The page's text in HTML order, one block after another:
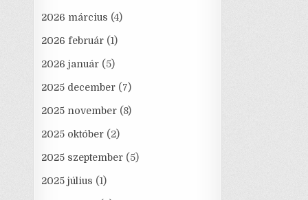
2026 március (4)
2026 február (1)
2026 január (5)
2025 december (7)
2025 november (8)
2025 október (2)
2025 szeptember (5)
2025 július (1)